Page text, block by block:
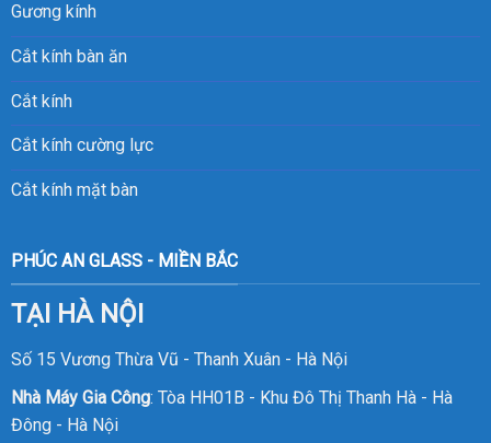
Gương kính
Cắt kính bàn ăn
Cắt kính
Cắt kính cường lực
Cắt kính mặt bàn
PHÚC AN GLASS - MIỀN BẮC
TẠI HÀ NỘI
Số 15 Vương Thừa Vũ - Thanh Xuân - Hà Nội
Nhà Máy Gia Công: Tòa HH01B - Khu Đô Thị Thanh Hà - Hà
Đông - Hà Nội